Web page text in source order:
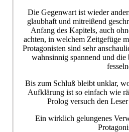
Die Gegenwart ist wieder
glaubhaft und mitreißend
Anfang des Kapitels, auch
achten, in welchem Zeitgefüge
Protagonisten sind sehr
wahnsinnig spannend und die
Bis zum Schluß bleibt unklar,
Aufklärung ist so einfach wie
Prolog versuch den
Ein wirklich gelungenes